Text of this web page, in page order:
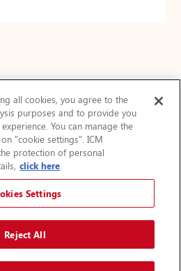
personnels
all cookies, you agree to the
purposes and to provide you
You can manage the
"cookie settings". ICM
protection of personal
click here
Settings
Reject All